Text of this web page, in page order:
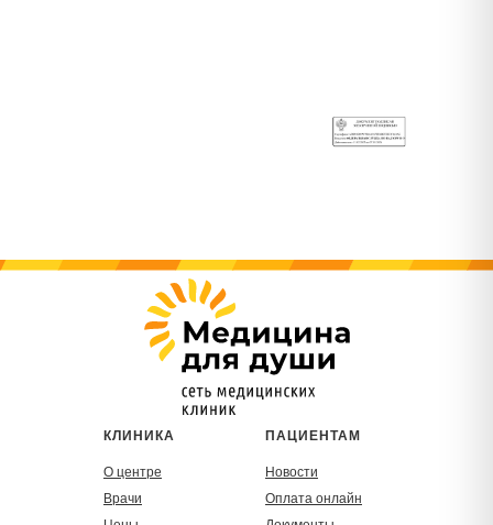
КЛИНИКА
О центре
Врачи
ПАЦИЕНТАМ
Новости
Оплата онлайн